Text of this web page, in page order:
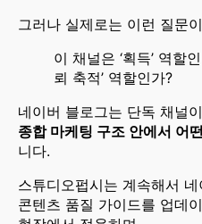
그러나 실제로는 이런 질문
이 채널은 ‘획득’ 역할
뢰 축적’ 역할인가?
네이버 블로그는 단독 채널
종합 마케팅 구조 안에서 어
니다.
스튜디오펍시는 계속해서
콘텐츠 품질 가이드를 업데